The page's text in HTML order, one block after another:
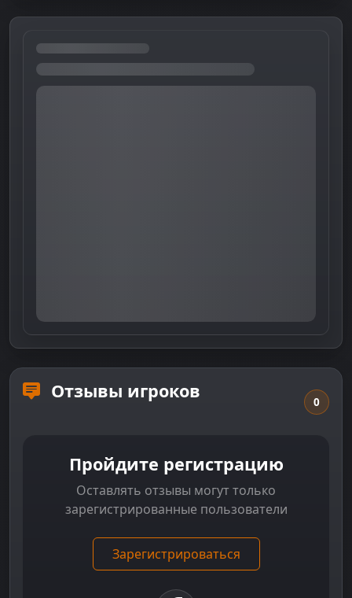
Отзывы игроков 0
Пройдите регистрацию
Оставлять отзывы могут только
зарегистрированные пользователи
Зарегистрироваться